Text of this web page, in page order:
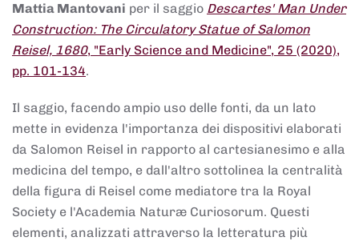
Mattia Mantovani per il saggio Descartes' Man Under
Construction: The Circulatory Statue of Salomon
Reisel, 1680, "Early Science and Medicine", 25 (2020),
pp. 101-134.
Il saggio, facendo ampio uso delle fonti, da un lato
mette in evidenza l'importanza dei dispositivi elaborati
da Salomon Reisel in rapporto al cartesianesimo e alla
medicina del tempo, e dall'altro sottolinea la centralità
della figura di Reisel come mediatore tra la Royal
Society e l'Academia Naturæ Curiosorum. Questi
elementi, analizzati attraverso la letteratura più